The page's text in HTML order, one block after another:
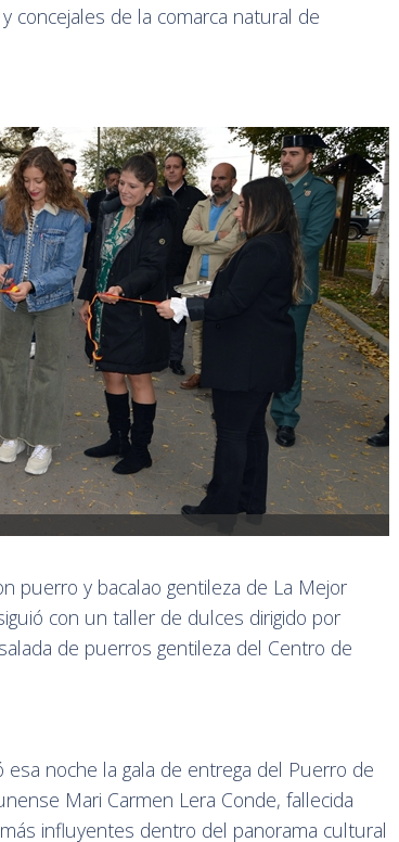
concejales de la comarca natural de
puerro y bacalao gentileza de La Mejor
con un taller de dulces dirigido por
de puerros gentileza del Centro de
esa noche la gala de entrega del Puerro de
Mari Carmen Lera Conde, fallecida
influyentes dentro del panorama cultural